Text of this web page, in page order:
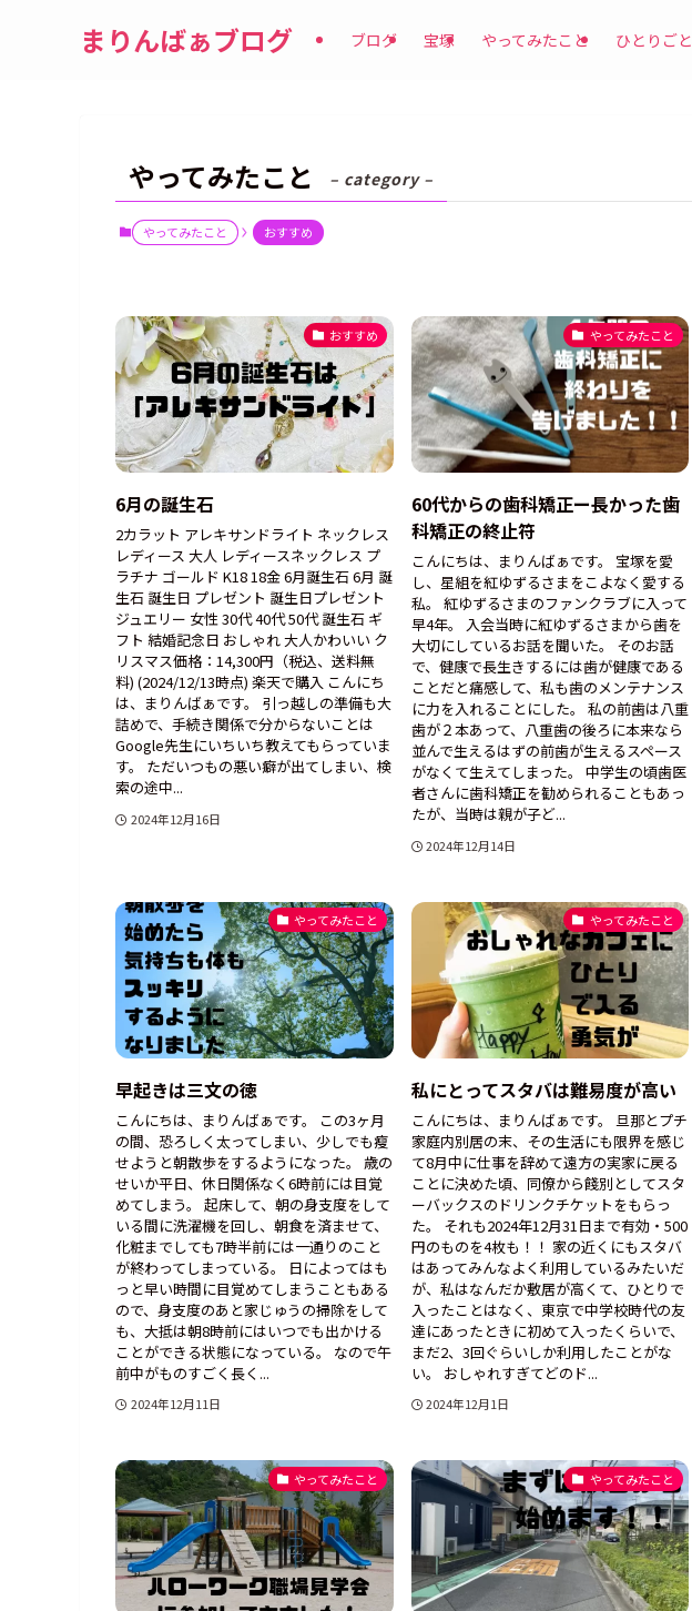
まりんばぁブログ ブログ 宝塚 やってみたこと ひとりごと
やってみたこと – category –
やってみたこと おすすめ
おすすめ
6月の誕生石
2カラット アレキサンドライト ネックレス
レディース 大人 レディースネックレス プ
ラチナ ゴールド K18 18金 6月誕生石 6月 誕
生石 誕生日 プレゼント 誕生日プレゼント
ジュエリー 女性 30代 40代 50代 誕生石 ギ
フト 結婚記念日 おしゃれ 大人かわいい ク
リスマス価格：14,300円（税込、送料無
料) (2024/12/13時点) 楽天で購入 こんにち
は、まりんばぁです。 引っ越しの準備も大
詰めで、手続き関係で分からないことは
Google先生にいちいち教えてもらっていま
す。 ただいつもの悪い癖が出てしまい、検
索の途中...
2024年12月16日
やってみたこと
60代からの歯科矯正ー長かった歯
科矯正の終止符
こんにちは、まりんばぁです。 宝塚を愛
し、星組を紅ゆずるさまをこよなく愛する
私。 紅ゆずるさまのファンクラブに入って
早4年。 入会当時に紅ゆずるさまから歯を
大切にしているお話を聞いた。 そのお話
で、健康で長生きするには歯が健康である
ことだと痛感して、私も歯のメンテナンス
に力を入れることにした。 私の前歯は八重
歯が２本あって、八重歯の後ろに本来なら
並んで生えるはずの前歯が生えるスペース
がなくて生えてしまった。 中学生の頃歯医
者さんに歯科矯正を勧められることもあっ
たが、当時は親が子ど...
2024年12月14日
やってみたこと
早起きは三文の徳
こんにちは、まりんばぁです。 この3ヶ月
の間、恐ろしく太ってしまい、少しでも瘦
せようと朝散歩をするようになった。 歳の
せいか平日、休日関係なく6時前には目覚
めてしまう。 起床して、朝の身支度をして
いる間に洗濯機を回し、朝食を済ませて、
化粧までしても7時半前には一通りのこと
が終わってしまっている。 日によってはも
っと早い時間に目覚めてしまうこともある
ので、身支度のあと家じゅうの掃除をして
も、大抵は朝8時前にはいつでも出かける
ことができる状態になっている。 なので午
前中がものすごく長く...
2024年12月11日
やってみたこと
私にとってスタバは難易度が高い
こんにちは、まりんばぁです。 旦那とプチ
家庭内別居の末、その生活にも限界を感じ
て8月中に仕事を辞めて遠方の実家に戻る
ことに決めた頃、同僚から餞別としてスタ
ーバックスのドリンクチケットをもらっ
た。 それも2024年12月31日まで有効・500
円のものを4枚も！！ 家の近くにもスタバ
はあってみんなよく利用しているみたいだ
が、私はなんだか敷居が高くて、ひとりで
入ったことはなく、東京で中学校時代の友
達にあったときに初めて入ったくらいで、
まだ2、3回ぐらいしか利用したことがな
い。 おしゃれすぎてどのド...
2024年12月1日
やってみたこと やってみたこと